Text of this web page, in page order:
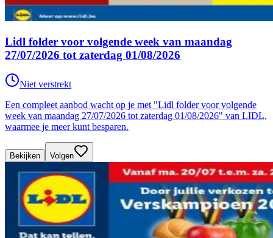
Lidl folder voor volgende week van maandag
27/07/2026 tot zaterdag 01/08/2026
Niet verstrekt
Een compleet aanbod wacht op je met "Lidl folder voor volgende
week van maandag 27/07/2026 tot zaterdag 01/08/2026" van LIDL,
waarmee je meer kunt besparen.
Bekijken Volgen